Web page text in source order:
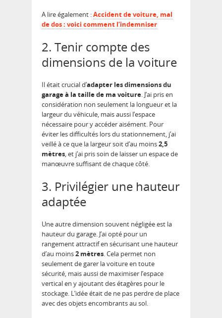
A lire également :Accident de voiture, mal
de dos : voici comment l’indemniser
2. Tenir compte des
dimensions de la voiture
Il était crucial d’adapter les dimensions du
garage à la taille de ma voiture. J’ai pris en
considération non seulement la longueur et la
largeur du véhicule, mais aussi l’espace
nécessaire pour y accéder aisément. Pour
éviter les difficultés lors du stationnement, j’ai
veillé à ce que la largeur soit d’au moins2,5
mètres, et j’ai pris soin de laisser un espace de
manœuvre suffisant de chaque côté.
3. Privilégier une hauteur
adaptée
Une autre dimension souvent négligée est la
hauteur du garage. J’ai opté pour un
rangement attractif en sécurisant une hauteur
d’au moins2 mètres. Cela permet non
seulement de garer la voiture en toute
sécurité, mais aussi de maximiser l’espace
vertical en y ajoutant des étagères pour le
stockage. L’idée était de ne pas perdre de place
avec des objets encombrants au sol.